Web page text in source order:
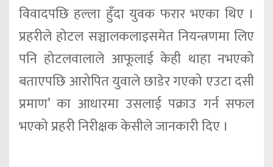
विवादपछि हल्ला हुँदा युवक फरार भएका थिए ।
प्रहरीले होटल सञ्चालकलाइसमेत नियन्त्रणमा लिए
पनि होटलवालाले आफूलाई केही थाहा नभएको
बताएपछि आरोपित युवाले छाडेर गएको एउटा दसी
प्रमाण’ का आधारमा उसलाई पक्राउ गर्न सफल
भएको प्रहरी निरीक्षक केसीले जानकारी दिए ।